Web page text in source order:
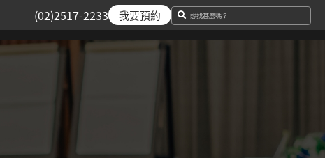
(02)2517-2233 我要預約